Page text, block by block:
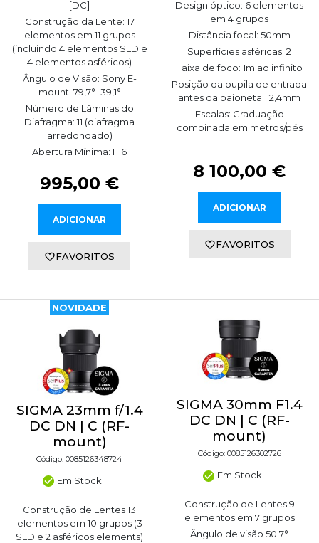
[DC]
Construção da Lente: 17
elementos em 11 grupos
(incluindo 4 elementos SLD e
4 elementos asféricos)
Ângulo de Visão: Sony E-
mount: 79,7°–39,1°
Número de Lâminas do
Diafragma: 11 (diafragma
arredondado)
Abertura Mínima: F16
995,00 €
ADICIONAR
FAVORITOS
Design óptico: 6 elementos
em 4 grupos
Distância focal: 50mm
Superfícies asféricas: 2
Faixa de foco: 1m ao infinito
Posição da pupila de entrada
antes da baioneta: 12,4mm
Escalas: Graduação
combinada em metros/pés
8 100,00 €
ADICIONAR
FAVORITOS
NOVIDADE
SIGMA 23mm f/1.4
DC DN | C (RF-
mount)
Código: 0085126348724
Em Stock
Construção de Lentes 13
elementos em 10 grupos (3
SLD e 2 asféricos elements)
SIGMA 30mm F1.4
DC DN | C (RF-
mount)
Código: 0085126302726
Em Stock
Construção de Lentes 9
elementos em 7 grupos
Ângulo de visão 50.7°